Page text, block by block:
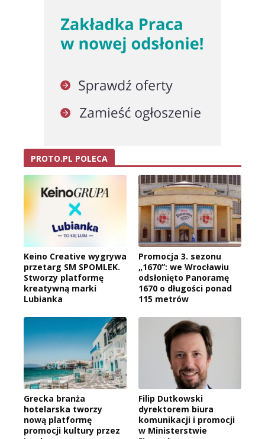
PROTO.PL POLECA
Keino Creative wygrywa
przetarg SM SPOMLEK.
Stworzy platformę
kreatywną marki
Lubianka
Promocja 3. sezonu
„1670”: we Wrocławiu
odsłonięto Panoramę
1670 o długości ponad
115 metrów
Grecka branża
hotelarska tworzy
nową platformę
promocji kultury przez
Filip Dutkowski
dyrektorem biura
komunikacji i promocji
w Ministerstwie